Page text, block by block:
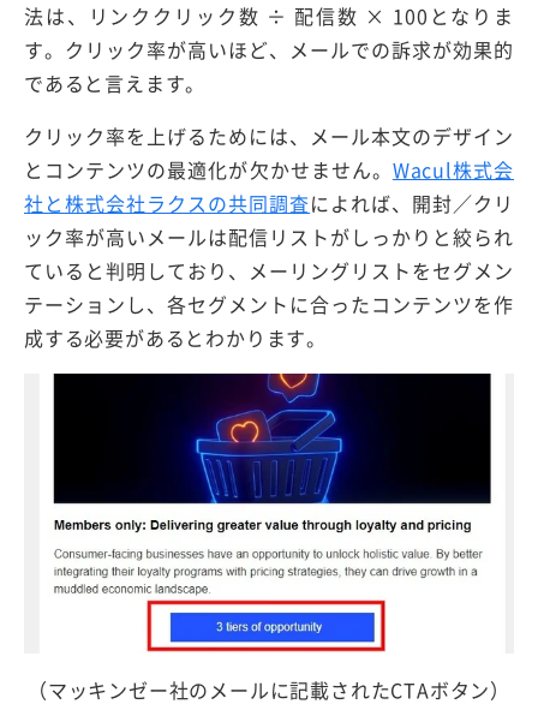
法は、リンククリック数 ÷ 配信数 × 100となりま
す。クリック率が高いほど、メールでの訴求が効果的
であると言えます。
クリック率を上げるためには、メール本文のデザイン
とコンテンツの最適化が欠かせません。 Wacul株式会
社と株式会社ラクスの共同調査によれば、開封／クリ
ック率が高いメールは配信リストがしっかりと絞られ
ていると判明しており、メーリングリストをセグメン
テーションし、各セグメントに合ったコンテンツを作
成する必要があるとわかります。
（マッキンゼー社のメールに記載されたCTAボタン）